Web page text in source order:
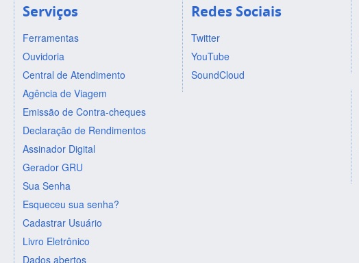
Serviços
Ferramentas
Ouvidoria
Central de Atendimento
Agência de Viagem
Emissão de Contra-cheques
Declaração de Rendimentos
Assinador Digital
Gerador GRU
Sua Senha
Esqueceu sua senha?
Cadastrar Usuário
Livro Eletrônico
Dados abertos
Redes Sociais
Twitter
YouTube
SoundCloud